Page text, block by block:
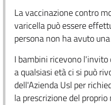
La vaccinazione contro
varicella può essere
persona non ha avuto
I bambini ricevono l'invito
a qualsiasi età ci si può
dell'Azienda Usl per
la prescrizione del proprio